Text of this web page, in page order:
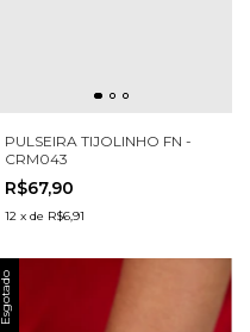
PULSEIRA TIJOLINHO FN -
CRM043
R$67,90
12 x de R$6,91
Esgotado